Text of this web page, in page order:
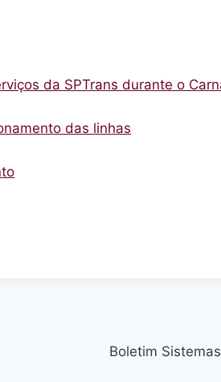
da SPTrans durante o
das linhas
Boletim